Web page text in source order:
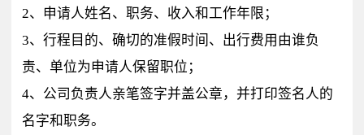
2、申请人姓名、职务、收入和工作年限；
3、行程目的、确切的准假时间、出行费用由谁负
责、单位为申请人保留职位；
4、公司负责人亲笔签字并盖公章，并打印签名人的
名字和职务。